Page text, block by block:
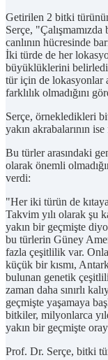
Getirilen 2 bitki
Serçe,
canlının hücresinde
İki türde de her
büyüklüklerini
tür için de lokasyonlar
farklılık olmadığını
Serçe, örnekledikleri
yakın akrabalarının
Bu türler arasındaki
olarak önemli
verdi:
"Her iki türün de
Takvim yılı olarak şu
yakın bir geçmişte
bu türlerin Güney
fazla çeşitlilik var.
küçük bir kısmı,
bulunan genetik
zaman daha sınırlı
geçmişte yaşamaya
bitkiler, milyonlarca
yakın bir geçmişte
Prof. Dr. Serçe, bitki